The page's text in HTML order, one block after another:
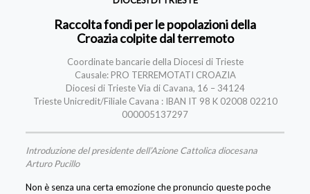
Raccolta fondi per le popolazioni della
Croazia colpite dal terremoto
Coordinate bancarie della Diocesi di Trieste
Causale: PRO TERREMOTATI CROAZIA
Diocesi di Trieste Via di Cavana, 16 – 34124
Trieste Unicredit/Filiale Cavana : IBAN IT 98 K 02008 02210
000005137297
Introduzione del presidente dell’Azione Cattolica diocesana
Arturo Pucillo
Non è senza una certa emozione che pronuncio queste poche